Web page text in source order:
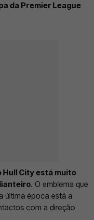
da Premier League
Hull City está muito
. O emblema que
última época está a
com a direção